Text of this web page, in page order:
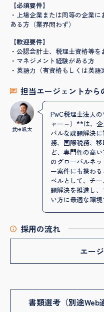
【必須要件】
・上場企業または同等の企業
ある方（業界問わず）
【歓迎要件】
・公認会計士、税理士資格等を
・マネジメント経験がある方
・英語力（有資格もしくは英語
担当エージェントから
武田颯太
PwC税理士法人
ャー～）**は、
バルな課題解決
務、国際税務、
ど、専門性の高
のグローバルネ
ー案件にも携わ
ベルとして、チ
題解決を推進し
い方に最適な環境
採用の流れ
エー
書類選考（別途Web